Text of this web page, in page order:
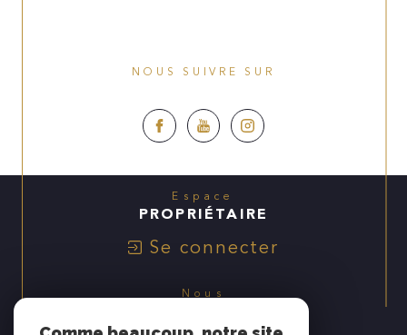
NOUS SUIVRE SUR
Espace
PROPRIÉTAIRE
Se connecter
Nous